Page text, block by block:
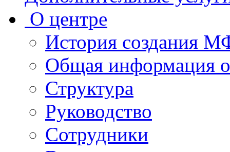
О центре
История создания
Общая
Структура
Руководство
Сотрудники